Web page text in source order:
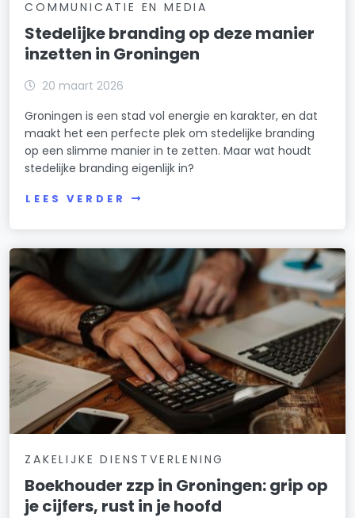
COMMUNICATIE EN MEDIA
Stedelijke branding op deze manier
inzetten in Groningen
20 maart 2026
Groningen is een stad vol energie en karakter, en dat
maakt het een perfecte plek om stedelijke branding
op een slimme manier in te zetten. Maar wat houdt
stedelijke branding eigenlijk in?
LEES VERDER
ZAKELIJKE DIENSTVERLENING
Boekhouder zzp in Groningen: grip op
je cijfers, rust in je hoofd